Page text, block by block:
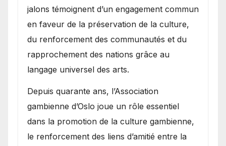
jalons témoignent d’un engagement commun
en faveur de la préservation de la culture,
du renforcement des communautés et du
rapprochement des nations grâce au
langage universel des arts.
​Depuis quarante ans, l’Association
gambienne d’Oslo joue un rôle essentiel
dans la promotion de la culture gambienne,
le renforcement des liens d’amitié entre la